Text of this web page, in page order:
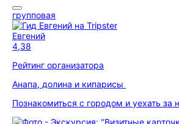
групповая
Евгений
4,38
Рейтинг организатора
Анапа, долина и кипарисы
Познакомиться с городом и уехать за